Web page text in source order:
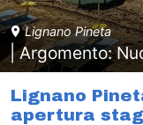
Lignano Pineta
| Argomento:
Lignano
apertura